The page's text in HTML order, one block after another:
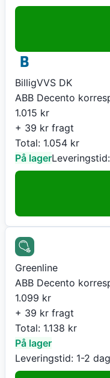
BilligVVS DK
ABB Decento
1.015 kr
+ 39 kr fragt
Total: 1.054 kr
På lagerLeveringstid:
Greenline
ABB Decento
1.099 kr
+ 39 kr fragt
Total: 1.138 kr
På lager
Leveringstid: 1-2